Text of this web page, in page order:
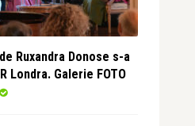
Ruxandra Donose s-a
Londra. Galerie FOTO